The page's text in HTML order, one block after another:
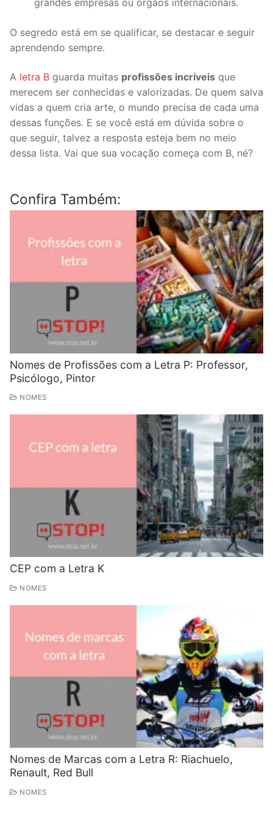
grandes empresas ou órgãos internacionais.
O segredo está em se qualificar, se destacar e seguir
aprendendo sempre.
A letra B guarda muitas profissões incríveis que
merecem ser conhecidas e valorizadas. De quem salva
vidas a quem cria arte, o mundo precisa de cada uma
dessas funções. E se você está em dúvida sobre o
que seguir, talvez a resposta esteja bem no meio
dessa lista. Vai que sua vocação começa com B, né?
Confira Também:
Nomes de Profissões com a Letra P: Professor,
Psicólogo, Pintor
NOMES
CEP com a Letra K
NOMES
Nomes de Marcas com a Letra R: Riachuelo,
Renault, Red Bull
NOMES